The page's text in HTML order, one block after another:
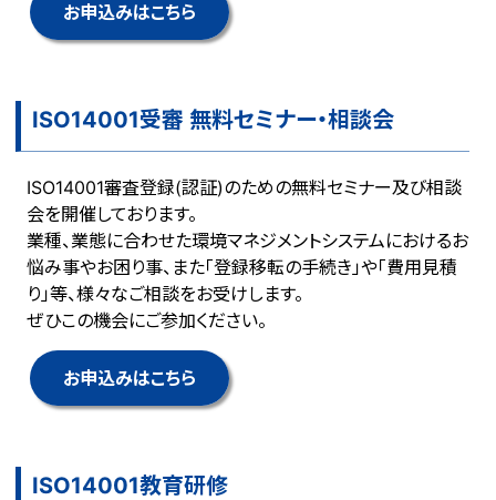
お申込みはこちら
ISO14001受審 無料セミナー・相談会
ISO14001審査登録(認証)のための無料セミナー及び相談
会を開催しております。
業種、業態に合わせた環境マネジメントシステムにおけるお
悩み事やお困り事、また「登録移転の手続き」や「費用見積
り」等、様々なご相談をお受けします。
ぜひこの機会にご参加ください。
お申込みはこちら
ISO14001教育研修